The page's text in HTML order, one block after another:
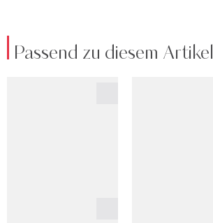
Passend zu diesem Artikel